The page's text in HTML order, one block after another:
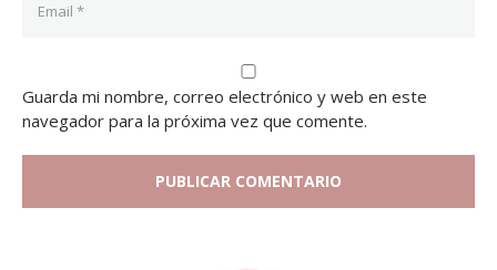
Guarda mi nombre, correo electrónico y web en este
navegador para la próxima vez que comente.